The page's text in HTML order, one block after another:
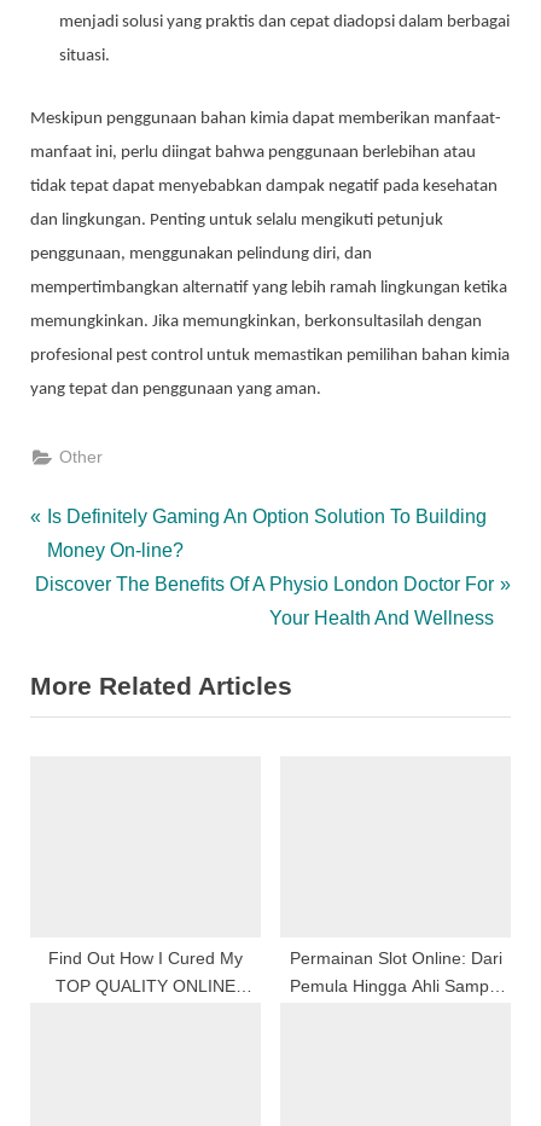
menjadi solusi yang praktis dan cepat diadopsi dalam berbagai
situasi.
Meskipun penggunaan bahan kimia dapat memberikan manfaat-
manfaat ini, perlu diingat bahwa penggunaan berlebihan atau
tidak tepat dapat menyebabkan dampak negatif pada kesehatan
dan lingkungan. Penting untuk selalu mengikuti petunjuk
penggunaan, menggunakan pelindung diri, dan
mempertimbangkan alternatif yang lebih ramah lingkungan ketika
memungkinkan. Jika memungkinkan, berkonsultasilah dengan
profesional pest control untuk memastikan pemilihan bahan kimia
yang tepat dan penggunaan yang aman.
Other
Post
navigation
P
r
e
o
u
Is Definitely Gaming An Option Solution To Building
Money On-line?
N
t
P
Discover The Benefits Of A Physio London Doctor For
Your Health And Wellness
More Related Articles
Find Out How I Cured My
TOP QUALITY ONLINE
Permainan Slot Online: Dari
Pemula Hingga Ahli Sampai